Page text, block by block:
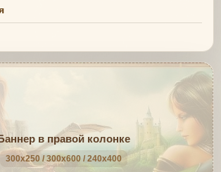
в правой колонке
300x250 / 300x600 / 240x400